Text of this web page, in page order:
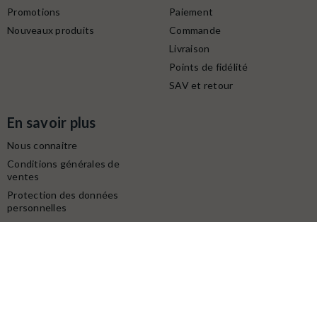
Promotions
Nouveaux produits
Paiement
Commande
Livraison
Points de fidélité
SAV et retour
En savoir plus
Nous connaitre
Conditions générales de
ventes
Protection des données
personnelles
Mentions légales